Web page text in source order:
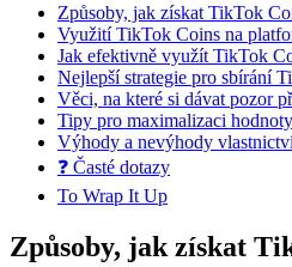
Způsoby, jak získat TikTok
Využití TikTok Coins na
Jak efektivně využít TikTok
Nejlepší strategie pro sbírání
Věci, na které si dávat pozor
Tipy pro maximalizaci
Výhody a nevýhody
❓ Časté dotazy
To Wrap It Up
Způsoby, jak získat